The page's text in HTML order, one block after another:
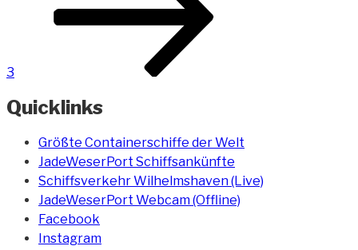
3
Quicklinks
Größte Containerschiffe der Welt
JadeWeserPort Schiffsankünfte
Schiffsverkehr Wilhelmshaven (Live)
JadeWeserPort Webcam (Offline)
Facebook
Instagram